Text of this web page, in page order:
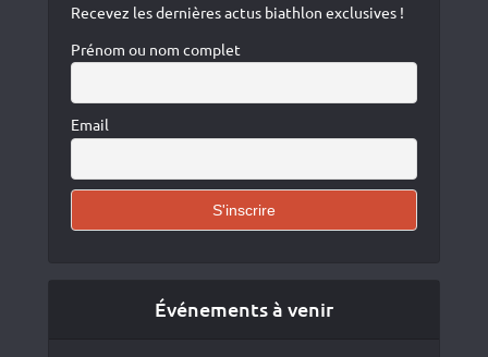
Recevez les dernières actus biathlon exclusives !
Prénom ou nom complet
Email
Événements à venir